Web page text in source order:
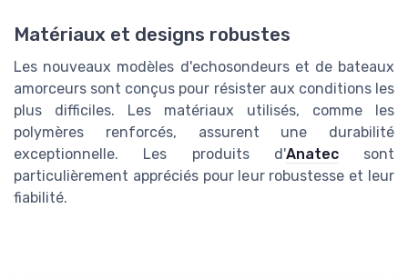
Matériaux et designs robustes
Les nouveaux modèles d'echosondeurs et de bateaux
amorceurs sont conçus pour résister aux conditions les
plus difficiles. Les matériaux utilisés, comme les
polymères renforcés, assurent une durabilité
exceptionnelle. Les produits d'Anatecsont
particulièrement appréciés pour leur robustesse et leur
fiabilité.